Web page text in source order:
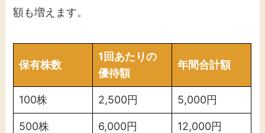
額も増えます。
保有株数
1回あたりの
優待額
年間合計額
100株 2,500円 5,000円
500株 6,000円 12,000円